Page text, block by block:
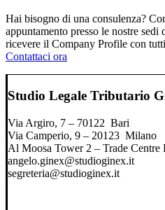
Hai bisogno di una consulenza?
appuntamento presso le nostre
ricevere il Company Profile con
Contattaci ora
Studio Legale Tributario
Via Argiro, 7 – 70122 Bari
Via Camperio, 9 – 20123 Milano
Al Moosa Tower 2 – Trade Centre
angelo.ginex@studioginex.it
segreteria@studioginex.it